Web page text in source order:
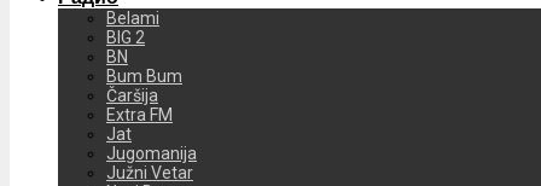
Belami
BIG 2
BN
Bum Bum
Čaršija
Extra FM
Jat
Jugomanija
Južni Vetar